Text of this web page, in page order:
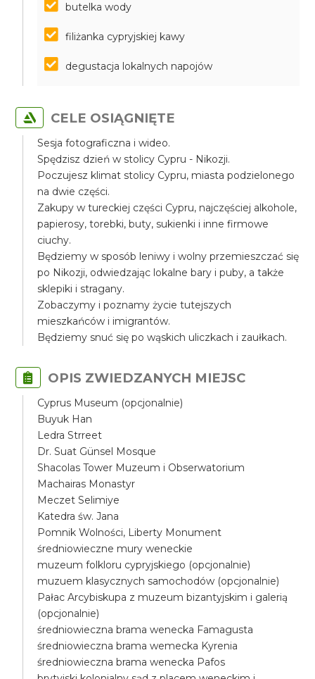
butelka wody
filiżanka cypryjskiej kawy
degustacja lokalnych napojów
CELE OSIĄGNIĘTE
Sesja fotograficzna i wideo.
Spędzisz dzień w stolicy Cypru - Nikozji.
Poczujesz klimat stolicy Cypru, miasta podzielonego
na dwie części.
Zakupy w tureckiej części Cypru, najczęściej alkohole,
papierosy, torebki, buty, sukienki i inne firmowe
ciuchy.
Będziemy w sposób leniwy i wolny przemieszczać się
po Nikozji, odwiedzając lokalne bary i puby, a także
sklepiki i stragany.
Zobaczymy i poznamy życie tutejszych
mieszkańców i imigrantów.
Będziemy snuć się po wąskich uliczkach i zaułkach.
OPIS ZWIEDZANYCH MIEJSC
Cyprus Museum (opcjonalnie)
Buyuk Han
Ledra Strreet
Dr. Suat Günsel Mosque
Shacolas Tower Muzeum i Obserwatorium
Machairas Monastyr
Meczet Selimiye
Katedra św. Jana
Pomnik Wolności, Liberty Monument
średniowieczne mury weneckie
muzeum folkloru cypryjskiego (opcjonalnie)
muzuem klasycznych samochodów (opcjonalnie)
Pałac Arcybiskupa z muzeum bizantyjskim i galerią
(opcjonalnie)
średniowieczna brama wenecka Famagusta
średniowieczna brama wemecka Kyrenia
średniowieczna brama wenecka Pafos